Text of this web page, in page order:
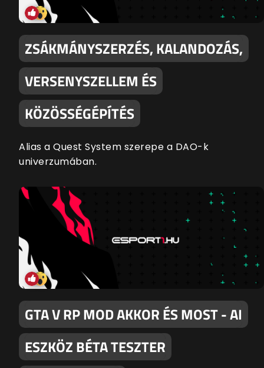
ZSÁKMÁNYSZERZÉS, KALANDOZÁS,
VERSENYSZELLEM ÉS
KÖZÖSSÉGÉPÍTÉS
Alias a Quest System szerepe a DAO-k
univerzumában.
GTA V RP MOD AKKOR ÉS MOST - AI
ESZKÖZ BÉTA TESZTER